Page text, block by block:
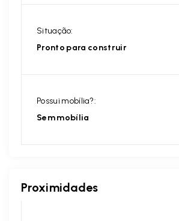
Situação:
Pronto para construir
Possui mobília?:
Sem mobília
Proximidades